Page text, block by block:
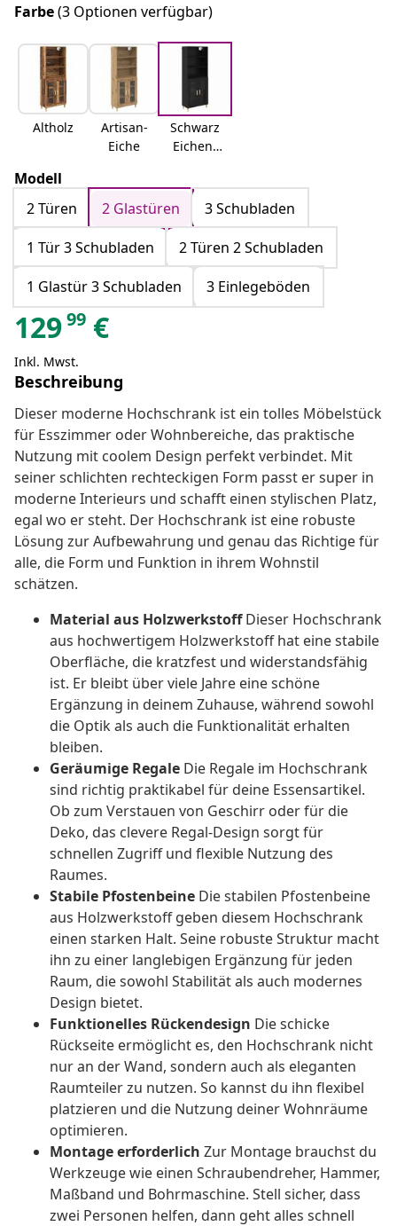
Farbe(3 Optionen verfügbar)
Altholz
Artisan-
Eiche
Schwarz
Eichen-
Modell
2 Türen
2 Glastüren
3 Schubladen
1 Tür 3 Schubladen
2 Türen 2 Schubladen
1 Glastür 3 Schubladen
3 Einlegeböden
12999 €
Inkl. Mwst.
Beschreibung
Dieser moderne Hochschrank ist ein tolles Möbelstück
für Esszimmer oder Wohnbereiche, das praktische
Nutzung mit coolem Design perfekt verbindet. Mit
seiner schlichten rechteckigen Form passt er super in
moderne Interieurs und schafft einen stylischen Platz,
egal wo er steht. Der Hochschrank ist eine robuste
Lösung zur Aufbewahrung und genau das Richtige für
alle, die Form und Funktion in ihrem Wohnstil
schätzen.
Material aus HolzwerkstoffDieser Hochschrank
aus hochwertigem Holzwerkstoff hat eine stabile
Oberfläche, die kratzfest und widerstandsfähig
ist. Er bleibt über viele Jahre eine schöne
Ergänzung in deinem Zuhause, während sowohl
die Optik als auch die Funktionalität erhalten
bleiben.
Geräumige Regale Die Regale im Hochschrank
sind richtig praktikabel für deine Essensartikel.
Ob zum Verstauen von Geschirr oder für die
Deko, das clevere Regal-Design sorgt für
schnellen Zugriff und flexible Nutzung des
Raumes.
Stabile Pfostenbeine Die stabilen Pfostenbeine
aus Holzwerkstoff geben diesem Hochschrank
einen starken Halt. Seine robuste Struktur macht
ihn zu einer langlebigen Ergänzung für jeden
Raum, die sowohl Stabilität als auch modernes
Design bietet.
Funktionelles Rückendesign Die schicke
Rückseite ermöglicht es, den Hochschrank nicht
nur an der Wand, sondern auch als eleganten
Raumteiler zu nutzen. So kannst du ihn flexibel
platzieren und die Nutzung deiner Wohnräume
optimieren.
Montage erforderlich Zur Montage brauchst du
Werkzeuge wie einen Schraubendreher, Hammer,
Maßband und Bohrmaschine. Stell sicher, dass
zwei Personen helfen, dann geht alles schnell